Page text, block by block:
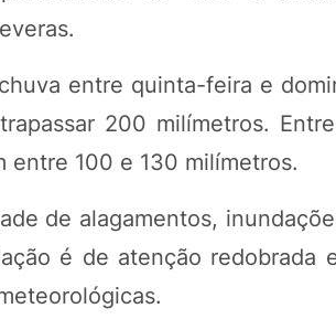
entre quinta-feira e
200 milímetros.
entre 100 e 130 milímetros.
de alagamentos,
é de atenção redobrada